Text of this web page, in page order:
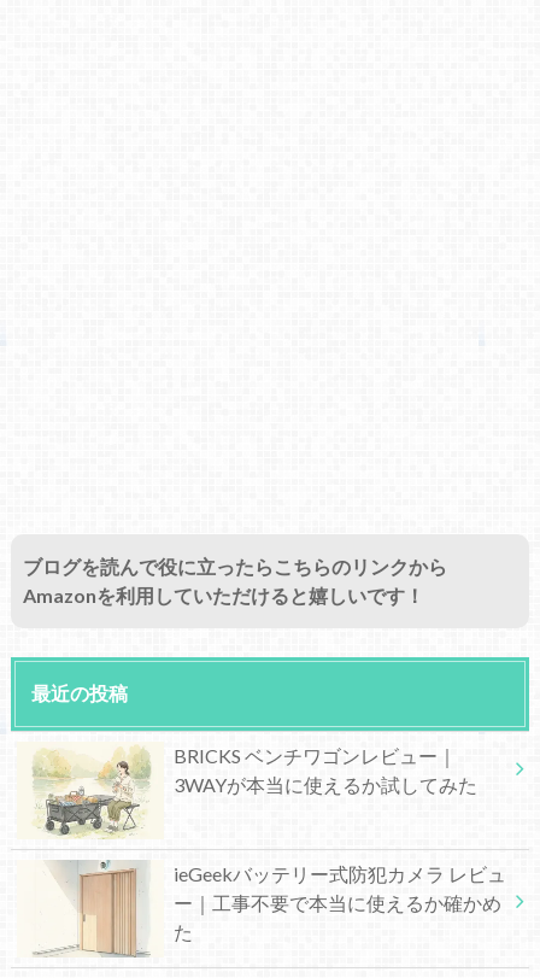
ブログを読んで役に立ったらこちらのリンクから
Amazonを利用していただけると嬉しいです！
最近の投稿
BRICKS ベンチワゴンレビュー｜
3WAYが本当に使えるか試してみた
ieGeekバッテリー式防犯カメラ レビュ
ー｜工事不要で本当に使えるか確かめ
た